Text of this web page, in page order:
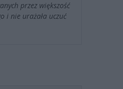
przez większość
i nie urażała uczuć